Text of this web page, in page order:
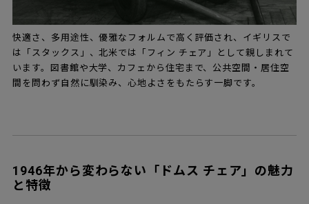
快適さ、多用途性、優雅なフォルムで高く評価され、イギリスで
は「スタックス」、北米では「フィン チェア」として親しまれて
います。図書館や大学、カフェから住宅まで、公共空間・居住空
間を問わず自然に馴染み、心地よさをもたらす一脚です。
1946年から変わらない「ドムス チェア」の魅力
と特徴